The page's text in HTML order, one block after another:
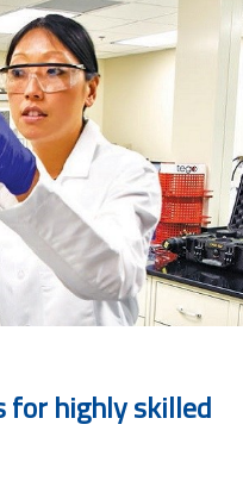
for highly skilled